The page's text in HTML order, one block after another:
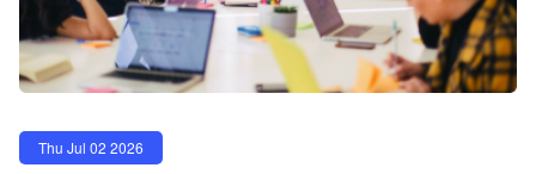
Thu Jul 02 2026